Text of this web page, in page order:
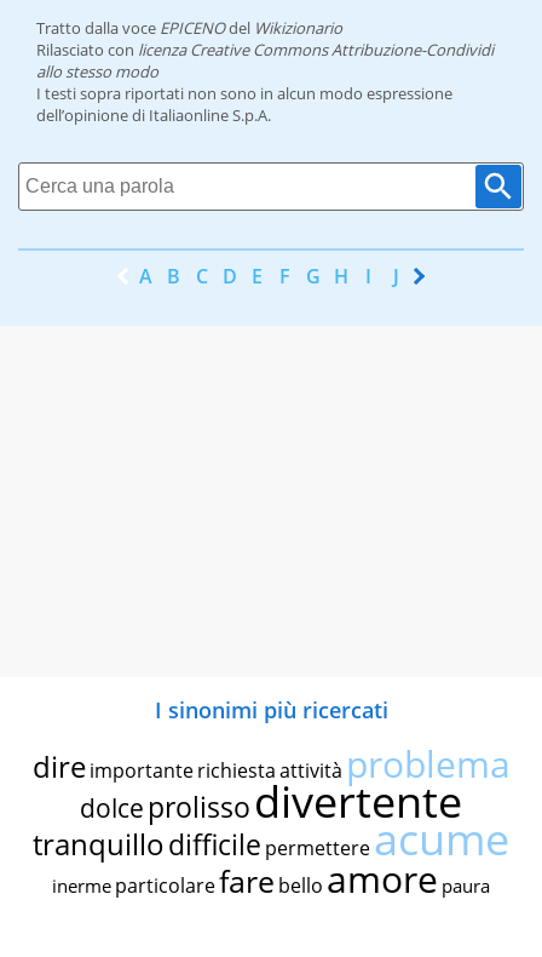
Tratto dalla voce EPICENOdel Wikizionario
Rilasciato con licenza Creative Commons Attribuzione-Condividi
allo stesso modo
I testi sopra riportati non sono in alcun modo espressione
dell’opinione di Italiaonline S.p.A.
A B C D E F G H I J K
I sinonimi più ricercati
dire importante richiestaattività problema
dolce prolissodivertente
tranquillodifficile permettereacume
inerme particolarefare bello amore paura